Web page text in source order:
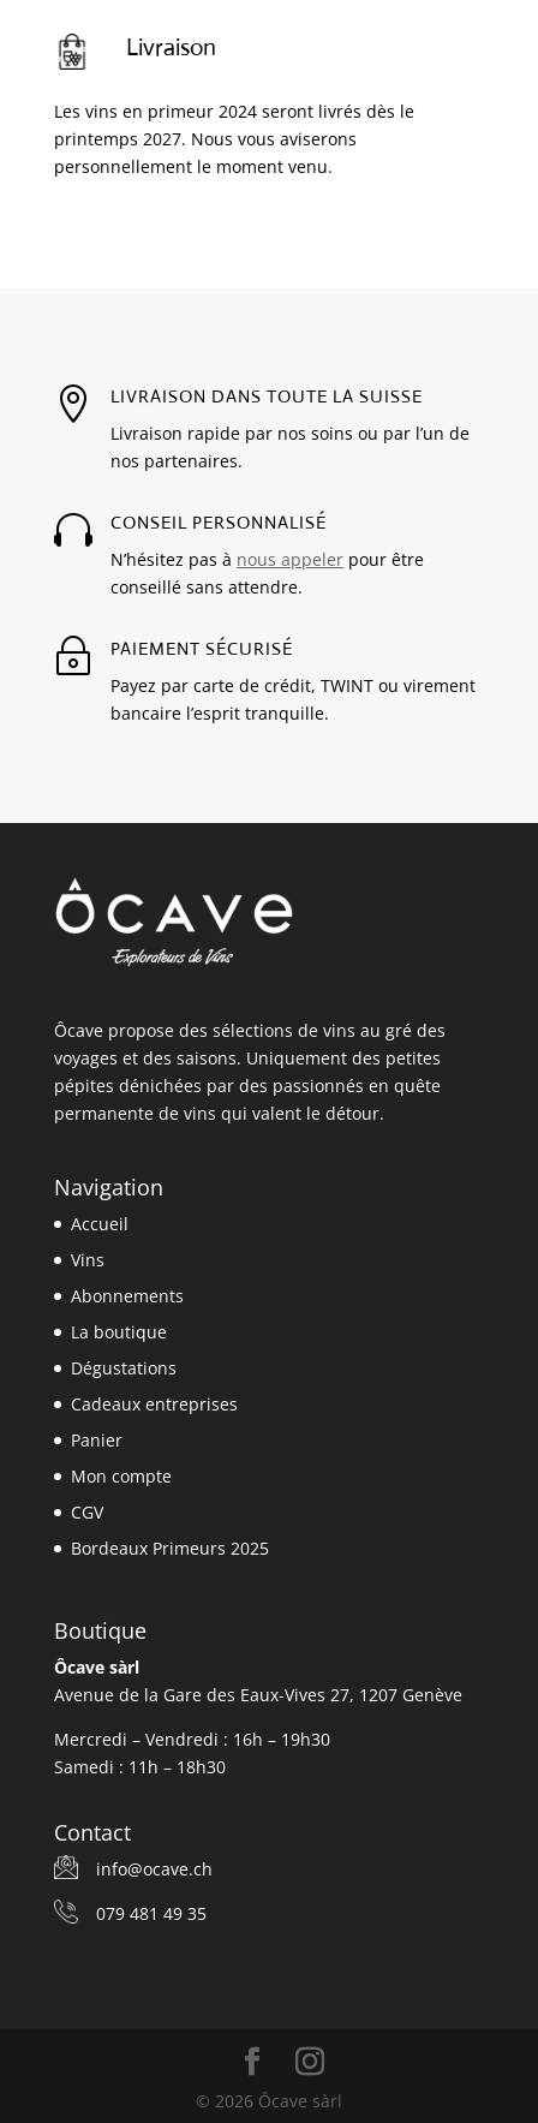
Livraison
Les vins en primeur 2024 seront livrés dès le
printemps 2027. Nous vous aviserons
personnellement le moment venu.

LIVRAISON DANS TOUTE LA SUISSE
Livraison rapide par nos soins ou par l’un de
nos partenaires.

CONSEIL PERSONNALISÉ
N’hésitez pas à nous appelerpour être
conseillé sans attendre.
~
PAIEMENT SÉCURISÉ
Payez par carte de crédit, TWINT ou virement
bancaire l’esprit tranquille.
Ôcave propose des sélections de vins au gré des
voyages et des saisons. Uniquement des petites
pépites dénichées par des passionnés en quête
permanente de vins qui valent le détour.
Navigation
Accueil
Vins
Abonnements
La boutique
Dégustations
Cadeaux entreprises
Panier
Mon compte
CGV
Bordeaux Primeurs 2025
Boutique
Ôcave sàrl
Avenue de la Gare des Eaux-Vives 27, 1207 Genève
Mercredi – Vendredi : 16h – 19h30
Samedi : 11h – 18h30
Contact
info@ocave.ch
079 481 49 35
© 2026 Ôcave sàrl